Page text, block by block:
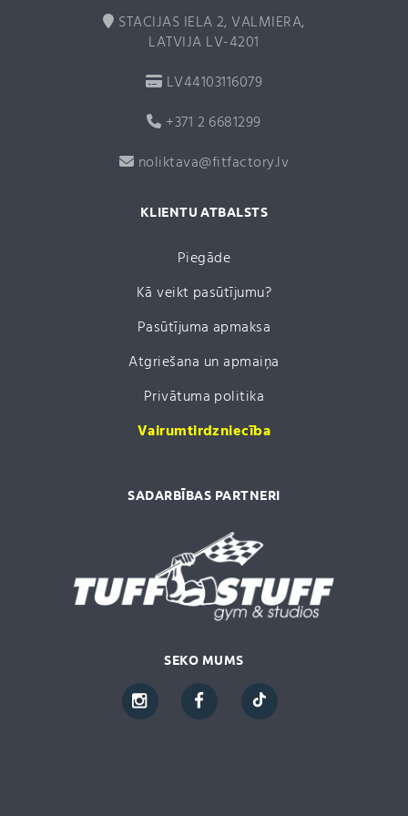
STACIJAS IELA 2, VALMIERA,
LATVIJA LV-4201
LV44103116079
+371 2 6681299
noliktava@fitfactory.lv
KLIENTU ATBALSTS
Piegāde
Kā veikt pasūtījumu?
Pasūtījuma apmaksa
Atgriešana un apmaiņa
Privātuma politika
Vairumtirdzniecība
SADARBĪBAS PARTNERI
SEKO MUMS